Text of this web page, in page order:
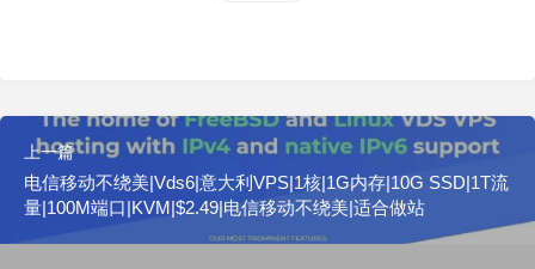
上一篇
电信移动不绕美|Vds6|意大利VPS|1核|1G内存|10G SSD|1T流
量|100M端口|KVM|$2.49|电信移动不绕美|适合做站